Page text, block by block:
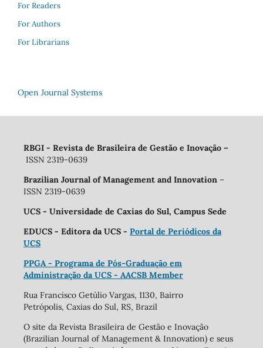
For Readers
For Authors
For Librarians
Open Journal Systems
RBGI - Revista de Brasileira de Gestão e Inovação –
ISSN 2319-0639
Brazilian Journal of Management and Innovation –
ISSN 2319-0639
UCS - Universidade de Caxias do Sul, Campus Sede
EDUCS - Editora da UCS - Portal de Periódicos da
UCS
PPGA - Programa de Pós-Graduação em
Administração da UCS - AACSB Member
Rua Francisco Getúlio Vargas, 1130, Bairro
Petrópolis, Caxias do Sul, RS, Brazil
O site da Revista Brasileira de Gestão e Inovação
(Brazilian Journal of Management & Innovation) e seus